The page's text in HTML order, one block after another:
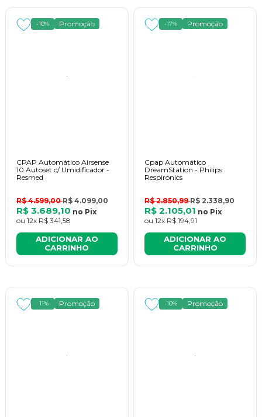
-10% Promoção
CPAP Automático Airsense
10 Autoset c/ Umidificador -
Resmed
R$ 4.599,00R$ 4.099,00
R$ 3.689,10 no Pix
ou 12x R$ 341,58
ADICIONAR AO
CARRINHO
-17% Promoção
Cpap Automático
DreamStation - Philips
Respironics
R$ 2.850,99R$ 2.338,90
R$ 2.105,01 no Pix
ou 12x R$ 194,91
ADICIONAR AO
CARRINHO
-11% Promoção -10% Promoção